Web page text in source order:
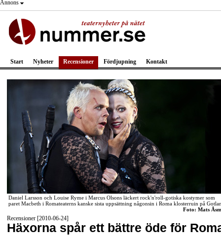
Annons
Start Nyheter Recensioner Fördjupning Kontakt
Daniel Larsson och Louise Ryme i Marcus Olsons läckert rock'n'roll-gotiska kostymer som
paret Macbeth i Romateaterns kanske sista uppsättning någonsin i Roma klosterruin på
Foto: Mats
Recensioner [2010-06-24]
Häxorna spår ett bättre öde för